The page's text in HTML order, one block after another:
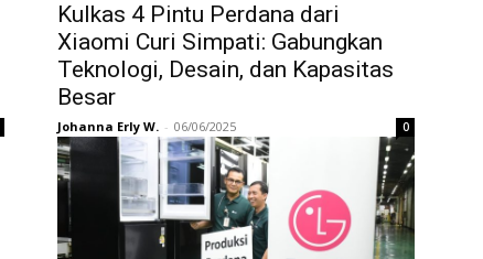
Kulkas 4 Pintu Perdana dari
Xiaomi Curi Simpati: Gabungkan
Teknologi, Desain, dan Kapasitas
Besar
Johanna Erly W. - 06/06/2025 0